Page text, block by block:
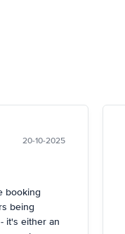
20-10-2025
booking
being
it's either an